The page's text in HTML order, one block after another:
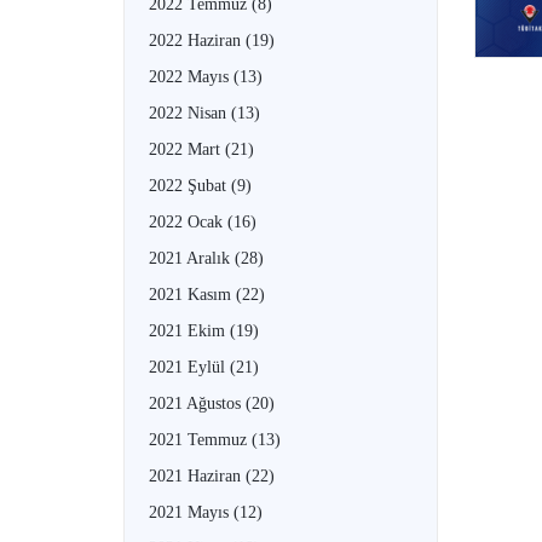
2022 Temmuz (8)
2022 Haziran (19)
2022 Mayıs (13)
2022 Nisan (13)
2022 Mart (21)
2022 Şubat (9)
2022 Ocak (16)
2021 Aralık (28)
2021 Kasım (22)
2021 Ekim (19)
2021 Eylül (21)
2021 Ağustos (20)
2021 Temmuz (13)
2021 Haziran (22)
2021 Mayıs (12)